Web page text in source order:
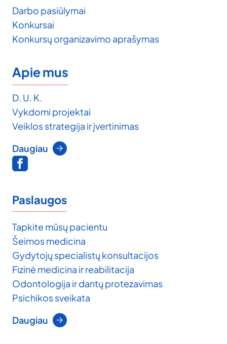
Darbo pasiūlymai
Konkursai
Konkursų organizavimo aprašymas
Apie mus
D. U. K.
Vykdomi projektai
Veiklos strategija ir įvertinimas
Daugiau
Paslaugos
Tapkite mūsų pacientu
Šeimos medicina
Gydytojų specialistų konsultacijos
Fizinė medicina ir reabilitacija
Odontologija ir dantų protezavimas
Psichikos sveikata
Daugiau